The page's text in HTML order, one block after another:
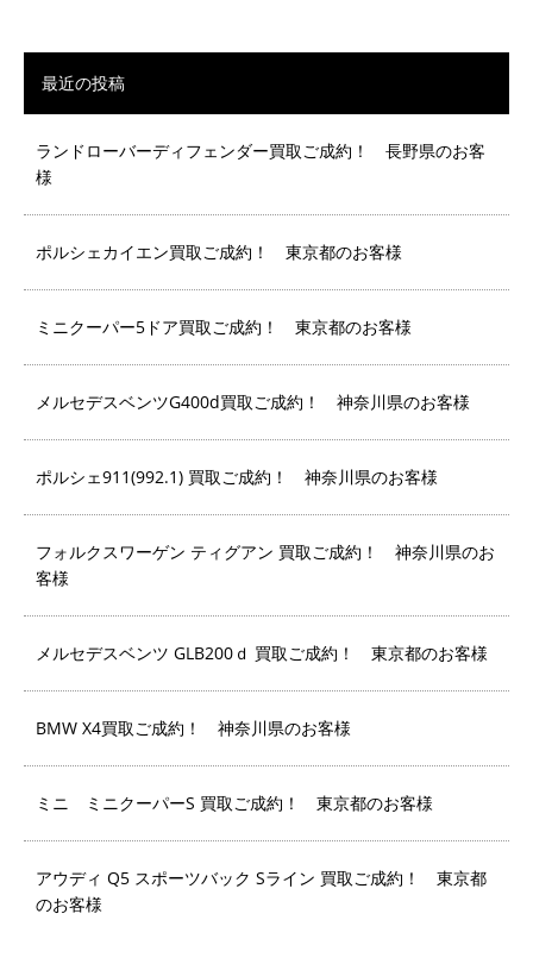
最近の投稿
ランドローバーディフェンダー買取ご成約！ 長野県のお客
様
ポルシェカイエン買取ご成約！ 東京都のお客様
ミニクーパー5ドア買取ご成約！ 東京都のお客様
メルセデスベンツG400d買取ご成約！ 神奈川県のお客様
ポルシェ911(992.1) 買取ご成約！ 神奈川県のお客様
フォルクスワーゲン ティグアン 買取ご成約！ 神奈川県のお
客様
メルセデスベンツ GLB200ｄ 買取ご成約！ 東京都のお客様
BMW X4買取ご成約！ 神奈川県のお客様
ミニ ミニクーパーS 買取ご成約！ 東京都のお客様
アウディ Q5 スポーツバック Sライン 買取ご成約！ 東京都
のお客様